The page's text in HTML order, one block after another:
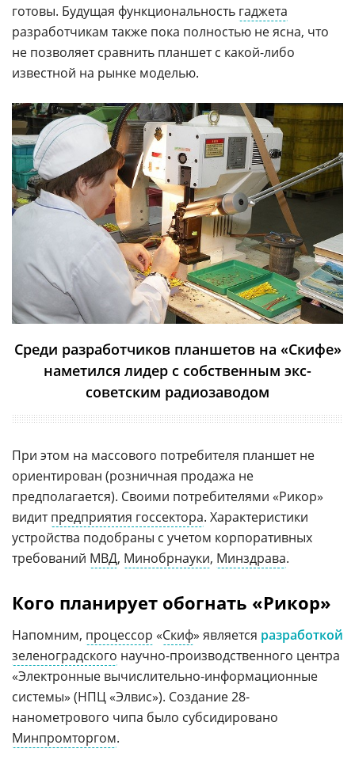
готовы. Будущая функциональность гаджета
разработчикам также пока полностью не ясна, что
не позволяет сравнить планшет с какой-либо
известной на рынке моделью.
Среди разработчиков планшетов на «Скифе»
наметился лидер с собственным экс-
советским радиозаводом
При этом на массового потребителя планшет не
ориентирован (розничная продажа не
предполагается). Своими потребителями «Рикор»
видитпредприятия госсектора. Характеристики
устройства подобраны с учетом корпоративных
требований МВД, Минобрнауки, Минздрава.
Кого планирует обогнать «Рикор»
Напомним, процессор «Скиф» является разработкой
зеленоградского научно-производственного центра
«Электронные вычислительно-информационные
системы» (НПЦ «Элвис»). Создание 28-
нанометрового чипа было субсидировано
Минпромторгом.